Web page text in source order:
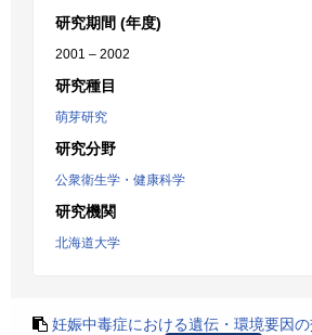
研究期間 (年度)
2001 – 2002
研究種目
萌芽研究
研究分野
公衆衛生学・健康科学
研究機関
北海道大学
妊娠中毒症における遺伝・環境要因